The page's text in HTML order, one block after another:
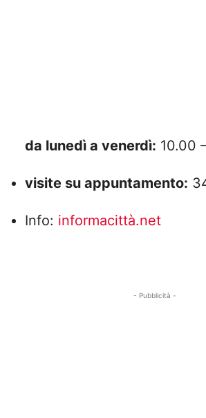
da lunedì a venerdì: 10.00
visite su appuntamento:
Info: informacittà.net
- Pubblicità -